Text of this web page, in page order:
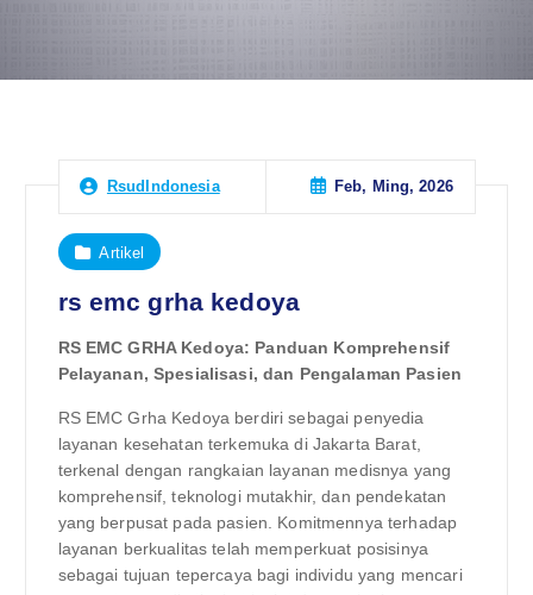
RsudIndonesia Feb, Ming, 2026
Artikel
rs emc grha kedoya
RS EMC GRHA Kedoya: Panduan Komprehensif
Pelayanan, Spesialisasi, dan Pengalaman Pasien
RS EMC Grha Kedoya berdiri sebagai penyedia
layanan kesehatan terkemuka di Jakarta Barat,
terkenal dengan rangkaian layanan medisnya yang
komprehensif, teknologi mutakhir, dan pendekatan
yang berpusat pada pasien. Komitmennya terhadap
layanan berkualitas telah memperkuat posisinya
sebagai tujuan tepercaya bagi individu yang mencari